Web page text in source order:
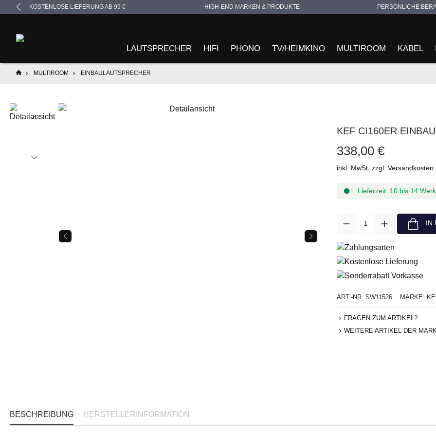
Zur Hauptnavigation springen
KOSTENLOSE LIEFERUNG AB 99 € HIGH-END MARKEN & PRODUKTE PERSÖNLICHE
LAUTSPRECHER HIFI PHONO TV/HEIMKINO MULTIROOM KABEL
MULTIROOM EINBAULAUTSPRECHER
KEF CI160ER
338,00 €
inkl. MwSt. zzgl. Versandkosten
Lieferzeit: 10 bis 14
IN
ART.-NR: SW11526 MARKE:
FRAGEN ZUM ARTIKEL?
WEITERE ARTIKEL DER
BESCHREIBUNG HERSTELLERINFORMATION